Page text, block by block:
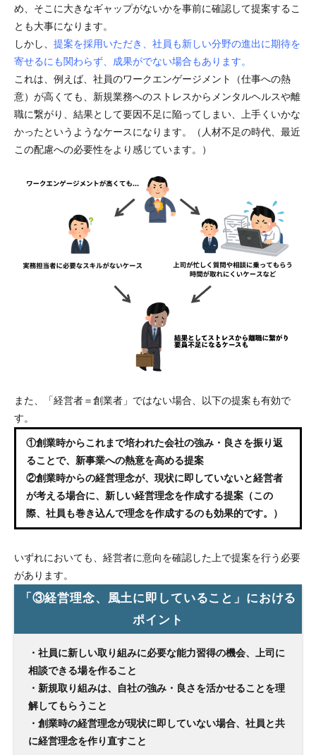
め、そこに大きなギャップがないかを事前に確認して提案するこ
とも大事になります。
しかし、 提案を採用いただき、社員も新しい分野の進出に期待を
寄せるにも関わらず、成果がでない場合もあります。
これは、例えば、社員のワークエンゲージメント（仕事への熱
意）が高くても、新規業務へのストレスからメンタルヘルスや離
職に繋がり、結果として要因不足に陥ってしまい、上手くいかな
かったというようなケースになります。（人材不足の時代、最近
この配慮への必要性をより感じています。）
また、「経営者＝創業者」ではない場合、以下の提案も有効で
す。
①創業時からこれまで培われた会社の強み・良さを振り返
ることで、新事業への熱意を高める提案
②創業時からの経営理念が、現状に即していないと経営者
が考える場合に、新しい経営理念を作成する提案（この
際、社員も巻き込んで理念を作成するのも効果的です。）
いずれにおいても、経営者に意向を確認した上で提案を行う必要
があります。
「③経営理念、風土に即していること」における
ポイント
・社員に新しい取り組みに必要な能力習得の機会、上司に
相談できる場を作ること
・新規取り組みは、自社の強み・良さを活かせることを理
解してもらうこと
・創業時の経営理念が現状に即していない場合、社員と共
に経営理念を作り直すこと